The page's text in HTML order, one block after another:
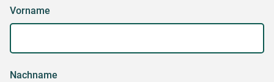
Vorname
Nachname